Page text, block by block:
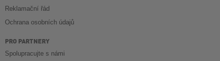
Reklamační řád
Ochrana osobních údajů
PRO PARTNERY
Spolupracujte s námi